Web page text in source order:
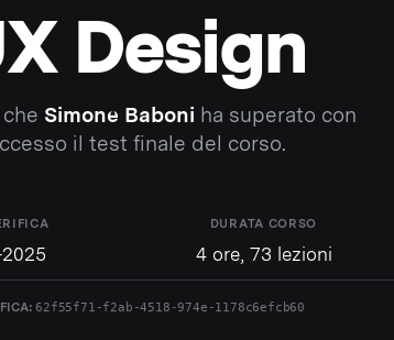
Design
Simone Baboni ha superato con
il test finale del corso.
2025
DURATA CORSO
4 ore, 73 lezioni
62f55f71-f2ab-4518-974e-1178c6efcb60